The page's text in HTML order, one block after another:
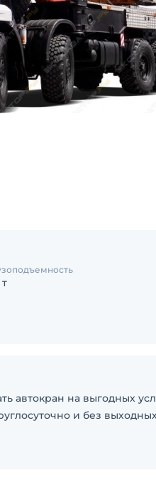
автокран на выгодных
и без